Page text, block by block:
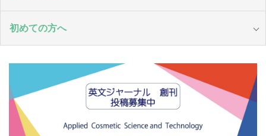
初めての方へ